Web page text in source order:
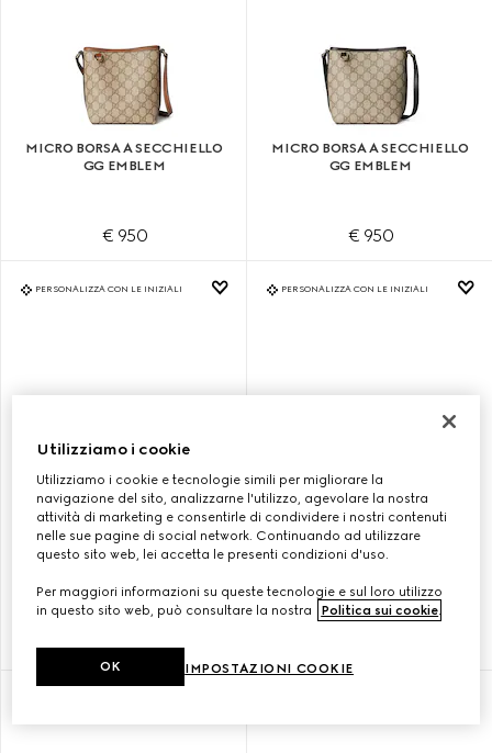
MICRO BORSA A SECCHIELLO
GG EMBLEM
€ 950
MICRO BORSA A SECCHIELLO
GG EMBLEM
€ 950
PERSONALIZZA CON LE INIZIALI
BORSA A SECCHIELLO GG
€ 1.700
PERSONALIZZA CON LE INIZIALI
BORSA A SECCHIELLO GG
Utilizziamo i cookie
Utilizziamo i cookie e tecnologie simili per migliorare la
navigazione del sito, analizzarne l'utilizzo, agevolare la nostra
attività di marketing e consentirle di condividere i nostri contenuti
nelle sue pagine di social network. Continuando ad utilizzare
questo sito web, lei accetta le presenti condizioni d'uso.
Per maggiori informazioni su queste tecnologie e sul loro utilizzo
in questo sito web, può consultare la nostra
Politica sui cookie
IMPOSTAZIONI COOKIE
OK